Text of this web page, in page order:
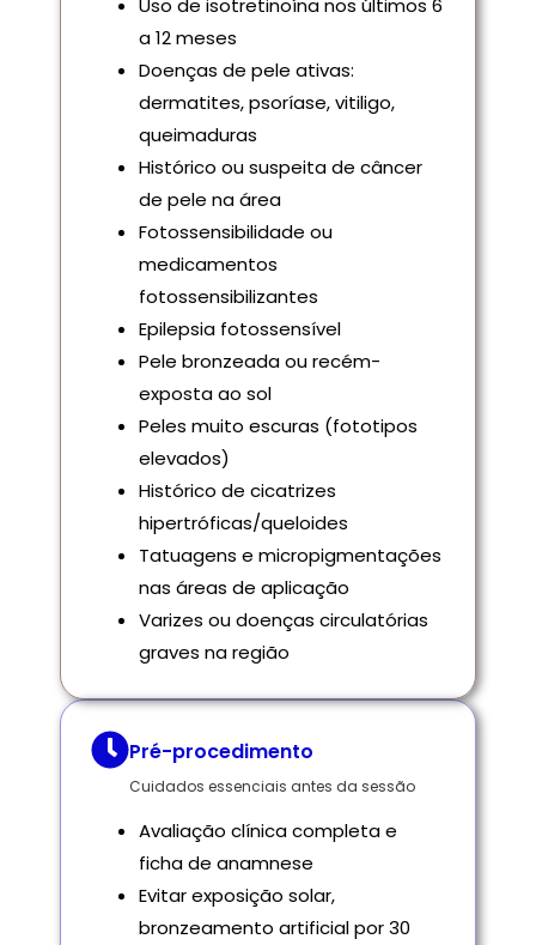
Uso de isotretinoína nos últimos 6
a 12 meses
Doenças de pele ativas:
dermatites, psoríase, vitiligo,
queimaduras
Histórico ou suspeita de câncer
de pele na área
Fotossensibilidade ou
medicamentos
fotossensibilizantes
Epilepsia fotossensível
Pele bronzeada ou recém-
exposta ao sol
Peles muito escuras (fototipos
elevados)
Histórico de cicatrizes
hipertróficas/queloides
Tatuagens e micropigmentações
nas áreas de aplicação
Varizes ou doenças circulatórias
graves na região
Pré-procedimento
Cuidados essenciais antes da sessão
Avaliação clínica completa e
ficha de anamnese
Evitar exposição solar,
bronzeamento artificial por 30